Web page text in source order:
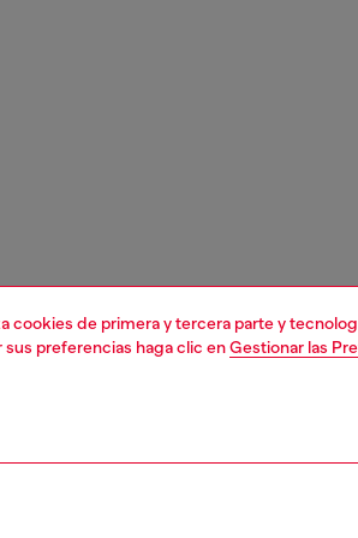
cookies de primera y tercera parte y
sus preferencias haga clic enGestionar las